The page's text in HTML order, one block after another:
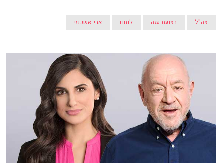
צה"ל רצועת עזה לוחם אבי אשכנזי